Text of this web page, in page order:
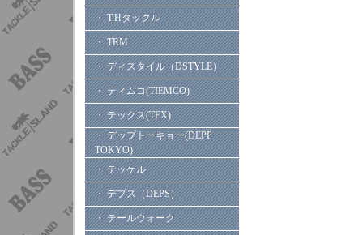
・ T.Hタックル
・ TRM
・ ディスタイル（DSTYLE）
・ ティムコ(TIEMCO)
・ テックス(TEX)
・ デップトーキョー(DEPP
TOKYO)
・ テッケル
・ デプス（DEPS）
・ テールウォーク